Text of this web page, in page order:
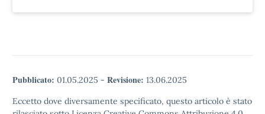
Pubblicato: 01.05.2025 - Revisione: 13.06.2025
Eccetto dove diversamente specificato, questo articolo è stato